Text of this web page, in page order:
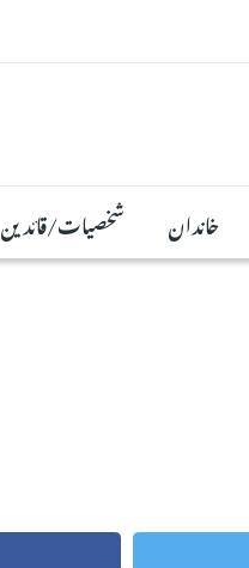
خاندان شخصیات/قائدین